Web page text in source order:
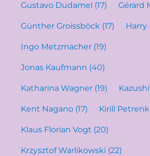
Gustavo Dudamel (17) Gérard
Günther Groissböck (17) Harry
Ingo Metzmacher (19)
Jonas Kaufmann (40)
Katharina Wagner (19)
Kent Nagano (17) Kirill
Klaus Florian Vogt (20)
Krzysztof Warlikowski (22)